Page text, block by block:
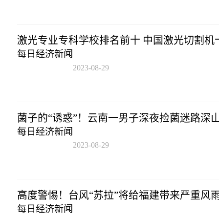
激光专业专科学校排名前十 中国激光切割机
每日经济新闻
2023-08-29
菌子的“诱惑”！云南一男子深夜捡菌迷路深
每日经济新闻
2023-08-29
高度警惕！台风“苏拉”将给福建带来严重风
每日经济新闻